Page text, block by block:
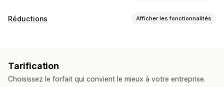
Types de lots
Lots pour la vente en gros
Lots de vente croisée
Réductions Afficher les fonctionnalités
Réductions en fonction de la quantité
Réductions forfaitaires Réductions en pourcentage
Tarification
Choisissez le forfait qui convient le mieux à votre entreprise.